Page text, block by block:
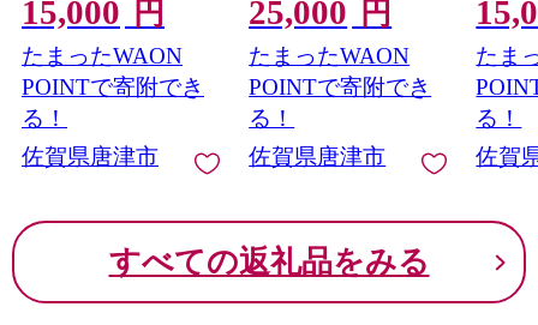
ギフト 鯖 サバ 唐津 Q
サバ 鯖鮨 呼福 大志 水
産 魚 海鮮 水産加工 唐
津市
15,000 円
たまったWAON
POINTで寄附でき
る！
佐賀県唐津市
ブドフラワー＆ソラフ
ラワーのデコレーショ
ン 贈り物 ギフト 唐津
市
25,000 円
たまったWAON
POINTで寄附でき
る！
佐賀県唐津市
たま
る！
佐賀
すべての返礼品をみる